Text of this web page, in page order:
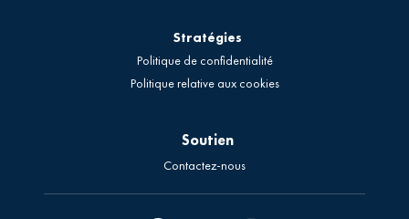
Stratégies
Politique de confidentialité
Politique relative aux cookies
Soutien
Contactez-nous